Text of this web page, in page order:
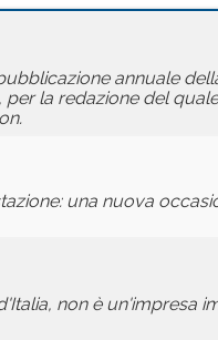
annuale
per la redazione del
una nuova
non è un'impresa